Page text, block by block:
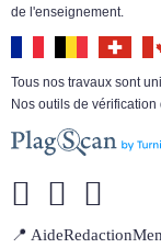
de l'enseignement.
Tous nos travaux sont
Nos outils de
📍